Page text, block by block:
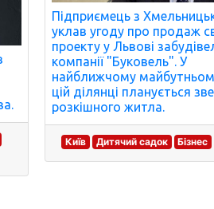
Підприємець з
уклав угоду про продаж
проекту у Львові
компанії "Буковель". У
найближчому
цій ділянці планується
розкішного житла.
Київ Дитячий садок Бізнес